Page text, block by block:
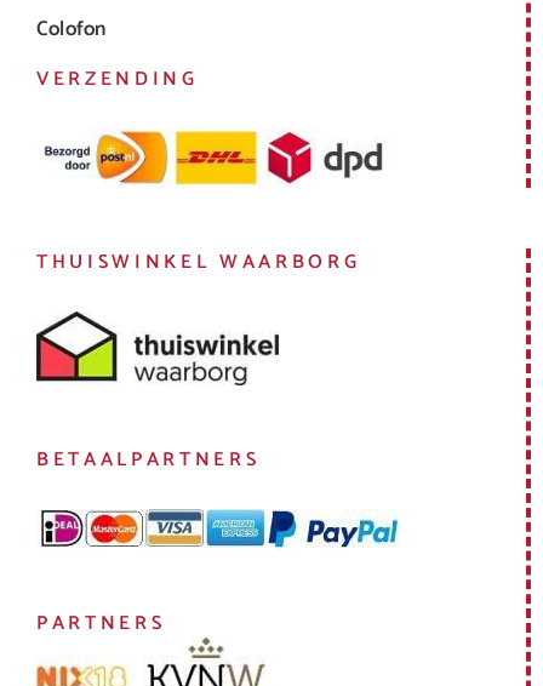
Colofon
VERZENDING
THUISWINKEL WAARBORG
BETAALPARTNERS
PARTNERS